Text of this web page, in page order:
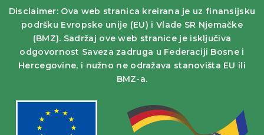
Disclaimer: Ova web stranica kreirana je uz finansijsku
podršku Evropske unije (EU) i Vlade SR Njemačke
(BMZ). Sadržaj ove web stranice je isključiva
odgovornost Saveza zadruga u Federaciji Bosne i
Hercegovine, i nužno ne odražava stanovišta EU ili
BMZ-a.